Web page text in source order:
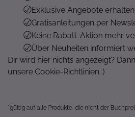
Exklusive Angebote erhalten
Gratisanleitungen per
Keine Rabatt-Aktion mehr
Über Neuheiten informiert
Dir wird hier nichts angezeigt?
unsere Cookie-Richtlinien :)
*gültig auf alle Produkte, die nicht der